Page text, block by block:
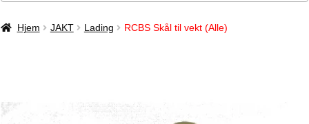
Hjem JAKT Lading RCBS Skål til vekt (Alle)